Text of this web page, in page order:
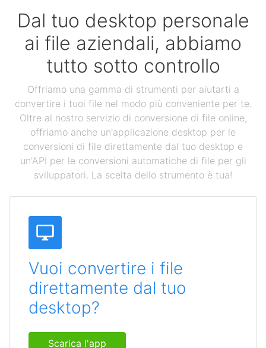
Dal tuo desktop personale
ai file aziendali, abbiamo
tutto sotto controllo
Offriamo una gamma di strumenti per aiutarti a
convertire i tuoi file nel modo più conveniente per te.
Oltre al nostro servizio di conversione di file online,
offriamo anche un'applicazione desktop per le
conversioni di file direttamente dal tuo desktop e
un'API per le conversioni automatiche di file per gli
sviluppatori. La scelta dello strumento è tua!
Vuoi convertire i file
direttamente dal tuo
desktop?
Scarica l'app